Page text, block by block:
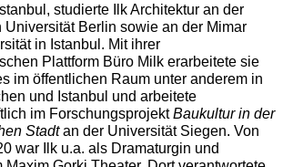
studierte Ilk Architektur an der
Universität Berlin sowie an der Mimar
in Istanbul. Mit ihrer
Plattform Büro Milk erarbeitete sie
im öffentlichen Raum unter anderem in
und Istanbul und arbeitete
im ForschungsprojektBaukultur in der
Stadtan der Universität Siegen. Von
war Ilk u.a. als Dramaturgin und